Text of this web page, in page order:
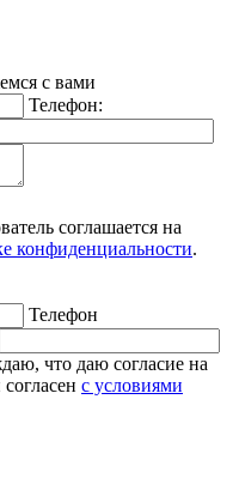
с вами
Телефон:
соглашается на
конфиденциальности.
Телефон
что даю согласие на
с условиями